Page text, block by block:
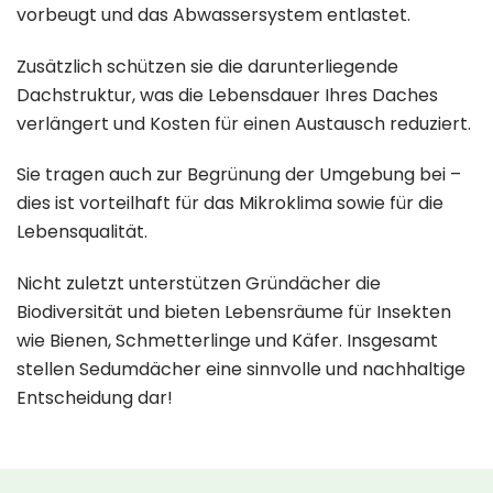
vorbeugt und das Abwassersystem entlastet.
Zusätzlich schützen sie die darunterliegende
Dachstruktur, was die Lebensdauer Ihres Daches
verlängert und Kosten für einen Austausch reduziert.
Sie tragen auch zur Begrünung der Umgebung bei –
dies ist vorteilhaft für das Mikroklima sowie für die
Lebensqualität.
Nicht zuletzt unterstützen Gründächer die
Biodiversität und bieten Lebensräume für Insekten
wie Bienen, Schmetterlinge und Käfer. Insgesamt
stellen Sedumdächer eine sinnvolle und nachhaltige
Entscheidung dar!